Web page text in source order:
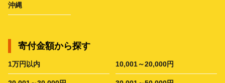
沖縄
寄付金額から探す
1万円以内 10,001～20,000円